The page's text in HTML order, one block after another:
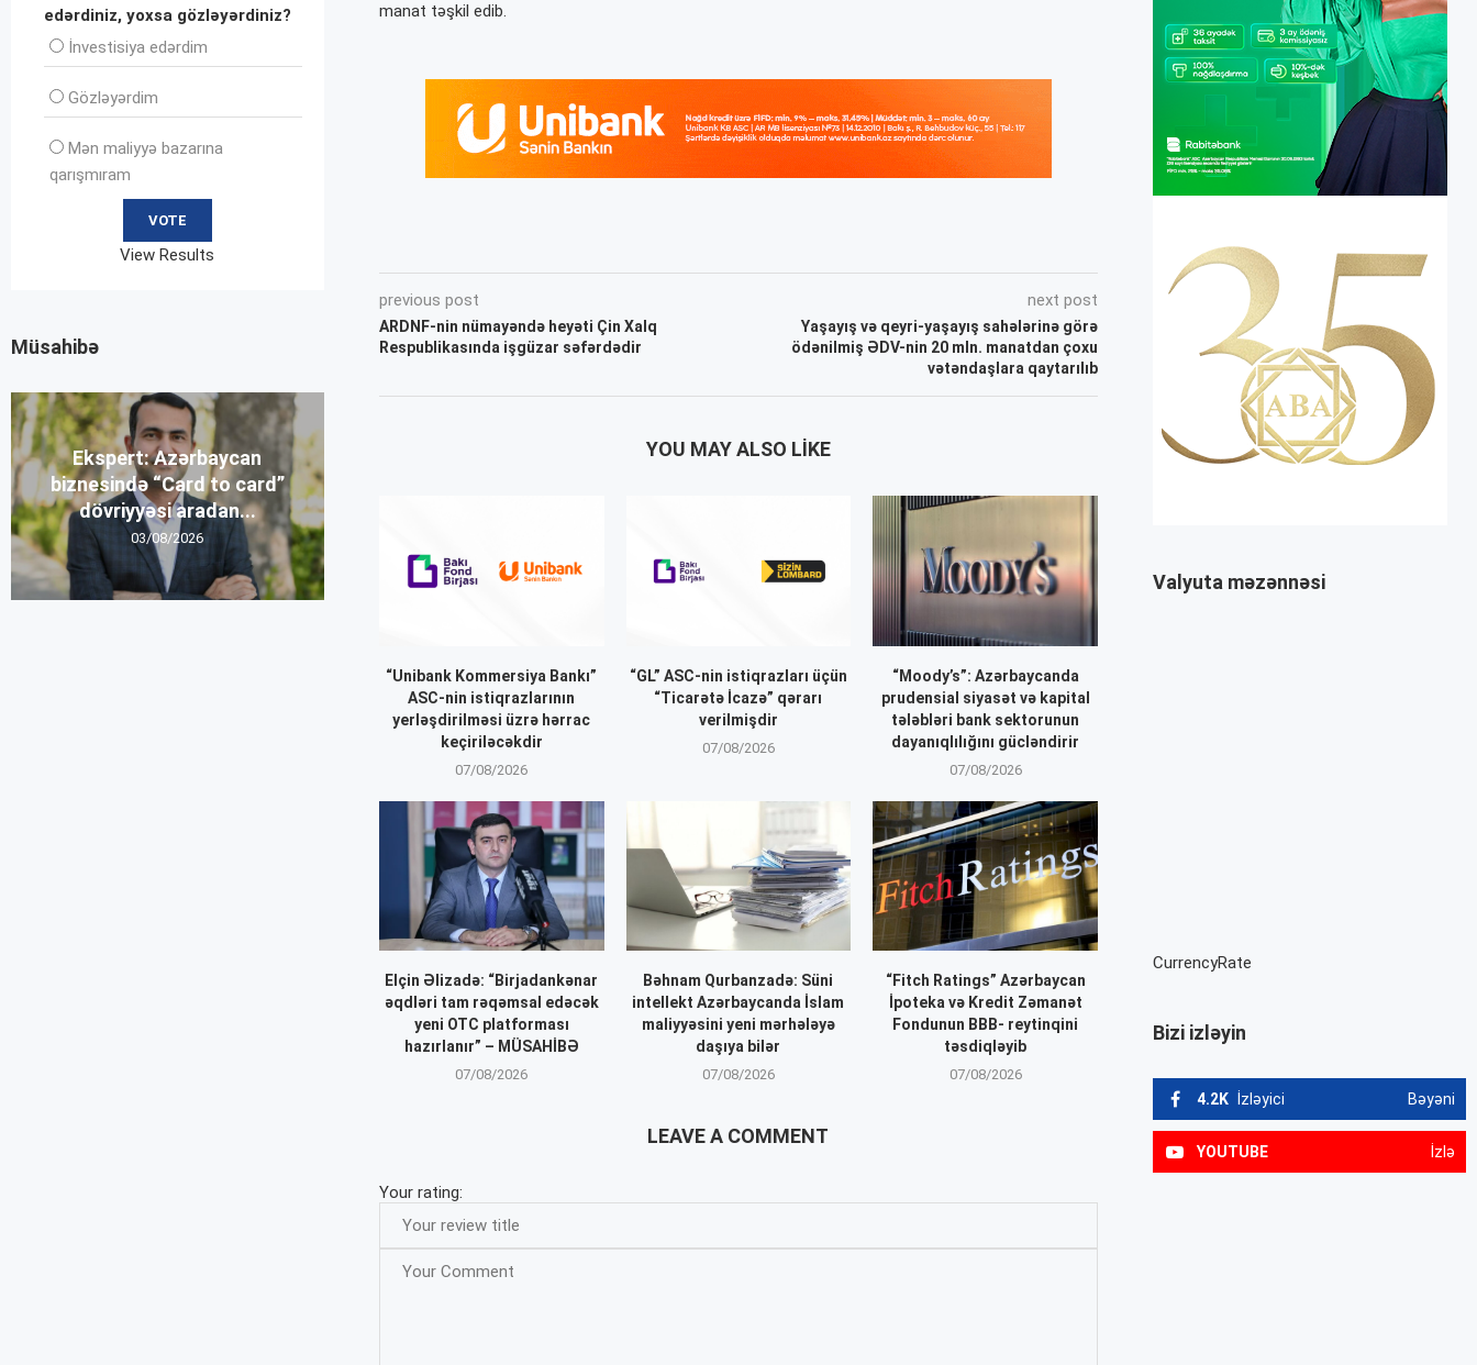
manat təşkil edib.
previous post
ARDNF-nin nümayəndə heyəti Çin Xalq
Respublikasında işgüzar səfərdədir
next post
Yaşayış və qeyri-yaşayış sahələrinə görə
ödənilmiş ƏDV-nin 20 mln. manatdan çoxu
vətəndaşlara qaytarılıb
YOU MAY ALSO LIKE
“Unibank Kommersiya Bankı”
ASC-nin istiqrazlarının
yerləşdirilməsi üzrə hərrac
keçiriləcəkdir
07/08/2026
“GL” ASC-nin istiqrazları üçün
“Ticarətə İcazə” qərarı
verilmişdir
07/08/2026
“Moody’s”: Azərbaycanda
prudensial siyasət və kapital
tələbləri bank sektorunun
dayanıqlılığını gücləndirir
07/08/2026
Elçin Əlizadə: “Birjadankənar
əqdləri tam rəqəmsal edəcək
yeni OTC platforması
hazırlanır” – MÜSAHİBƏ
07/08/2026
Bəhnam Qurbanzadə: Süni
intellekt Azərbaycanda İslam
maliyyəsini yeni mərhələyə
daşıya bilər
07/08/2026
“Fitch Ratings” Azərbaycan
İpoteka və Kredit Zəmanət
Fondunun BBB- reytinqini
təsdiqləyib
07/08/2026
LEAVE A COMMENT
Your rating:
Valyuta məzənnəsi
CurrencyRate
Bizi izləyin
4.2K İzləyici Bəyəni
YOUTUBE İzlə
edərdiniz, yoxsa gözləyərdiniz?
İnvеstisiya edərdim
Gözləyərdim
Mən maliyyə bazarına
qarışmıram
View Results
Müsahibə
Ekspert: Azərbaycan
biznesində “Card to card”
dövriyyəsi aradan...
03/08/2026